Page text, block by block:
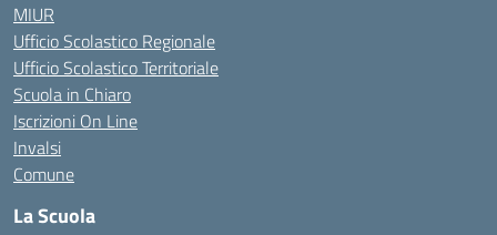
MIUR
Ufficio Scolastico Regionale
Ufficio Scolastico Territoriale
Scuola in Chiaro
Iscrizioni On Line
Invalsi
Comune
La Scuola